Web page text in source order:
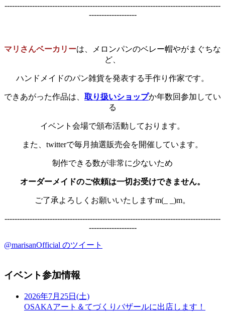
--------------------------------------------------------------------------------------
-------------------
マリさんベーカリーは、メロンパンのベレー帽やがまぐちな
ど、
ハンドメイドのパン雑貨を発表する手作り作家です。
できあがった作品は、 取り扱いショップか年数回参加してい
る
イベント会場で頒布活動しております。
また、twitterで毎月抽選販売会を開催しています。
制作できる数が非常に少ないため
オーダーメイドのご依頼は一切お受けできません。
ご了承よろしくお願いいたしますm(_ _)m。
--------------------------------------------------------------------------------------
-------------------
@marisanOfficial のツイート
イベント参加情報
2026年7月25日(土)
OSAKAアート＆てづくりバザールに出店します！